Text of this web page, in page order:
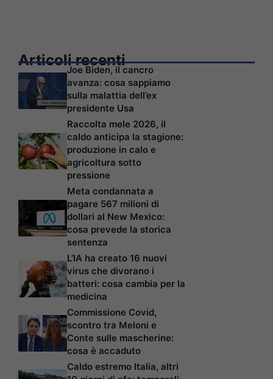
Articoli recenti
Joe Biden, il cancro
avanza: cosa sappiamo
sulla malattia dell’ex
presidente Usa
Raccolta mele 2026, il
caldo anticipa la stagione:
produzione in calo e
agricoltura sotto
pressione
Meta condannata a
pagare 567 milioni di
dollari al New Mexico:
cosa prevede la storica
sentenza
L’IA ha creato 16 nuovi
virus che divorano i
batteri: cosa cambia per la
medicina
Commissione Covid,
scontro tra Meloni e
Conte sulle mascherine:
cosa è accaduto
Caldo estremo Italia, altri